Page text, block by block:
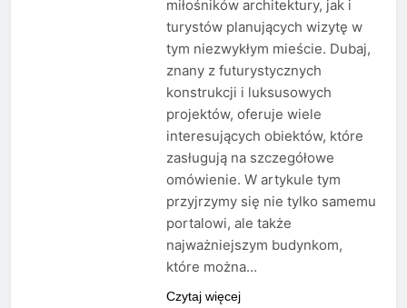
miłośników architektury, jak i
turystów planujących wizytę w
tym niezwykłym mieście. Dubaj,
znany z futurystycznych
konstrukcji i luksusowych
projektów, oferuje wiele
interesujących obiektów, które
zasługują na szczegółowe
omówienie. W artykule tym
przyjrzymy się nie tylko samemu
portalowi, ale także
najważniejszym budynkom,
które można…
Czytaj więcej